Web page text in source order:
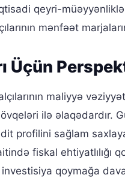
qeyri-
mənfəət
Üçün
maliyyə
ilə əlaqədardır.
profilini sağlam
fiskal ehtiyatlılığı
qoymağa